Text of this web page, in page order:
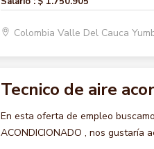
Colombia Valle Del Cauca
Tecnico de aire
En esta oferta de empleo
ACONDICIONADO , nos gustaría